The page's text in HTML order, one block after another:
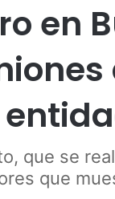
en
que se
que